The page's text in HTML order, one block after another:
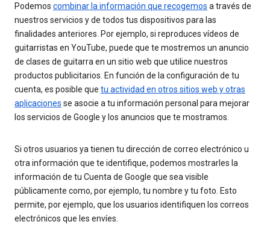
Podemos combinar la información que recogemos a través de
nuestros servicios y de todos tus dispositivos para las
finalidades anteriores. Por ejemplo, si reproduces vídeos de
guitarristas en YouTube, puede que te mostremos un anuncio
de clases de guitarra en un sitio web que utilice nuestros
productos publicitarios. En función de la configuración de tu
cuenta, es posible que tu actividad en otros sitios web y otras
aplicaciones se asocie a tu información personal para mejorar
los servicios de Google y los anuncios que te mostramos.
Si otros usuarios ya tienen tu dirección de correo electrónico u
otra información que te identifique, podemos mostrarles la
información de tu Cuenta de Google que sea visible
públicamente como, por ejemplo, tu nombre y tu foto. Esto
permite, por ejemplo, que los usuarios identifiquen los correos
electrónicos que les envíes.